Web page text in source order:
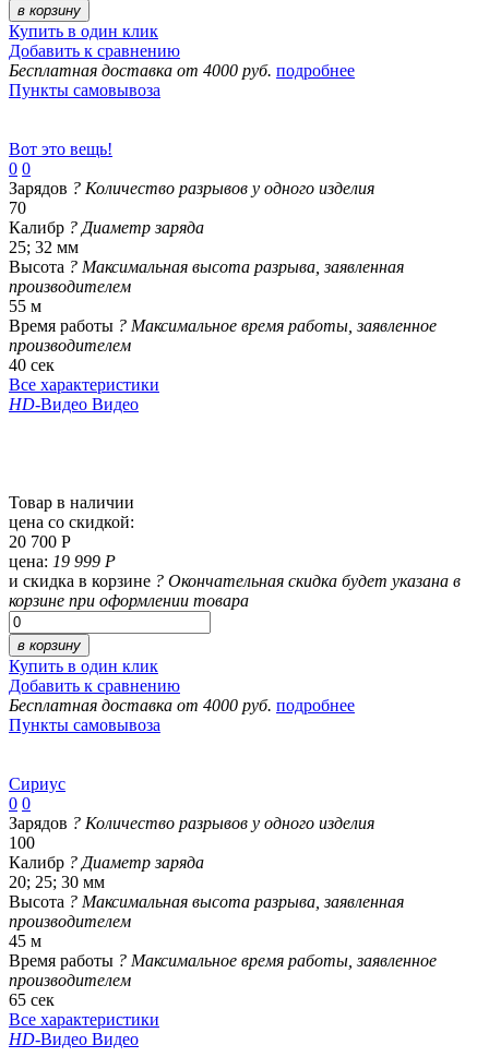
в корзину
Купить в один клик
Добавить к сравнению
Бесплатная доставка от 4000 руб. подробнее
Пункты самовывоза
Вот это вещь!
0 0
Зарядов ? Количество разрывов у одного изделия
70
Калибр ? Диаметр заряда
25; 32 мм
Высота ? Максимальная высота разрыва, заявленная
производителем
55 м
Время работы ? Максимальное время работы, заявленное
производителем
40 сек
Все характеристики
HD-Видео Видео
Товар в наличии
цена со скидкой:
20 700 Р
цена: 19 999 Р
и скидка в корзине ? Окончательная скидка будет указана в
корзине при оформлении товара
в корзину
Купить в один клик
Добавить к сравнению
Бесплатная доставка от 4000 руб. подробнее
Пункты самовывоза
Сириус
0 0
Зарядов ? Количество разрывов у одного изделия
100
Калибр ? Диаметр заряда
20; 25; 30 мм
Высота ? Максимальная высота разрыва, заявленная
производителем
45 м
Время работы ? Максимальное время работы, заявленное
производителем
65 сек
Все характеристики
HD-Видео Видео